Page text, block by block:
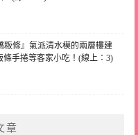
粄條』氣派清水模的兩層樓建
手捲等客家小吃！(線上：3)
章